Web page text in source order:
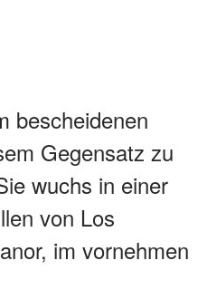
bescheidenen
Gegensatz zu
wuchs in einer
von Los
im vornehmen